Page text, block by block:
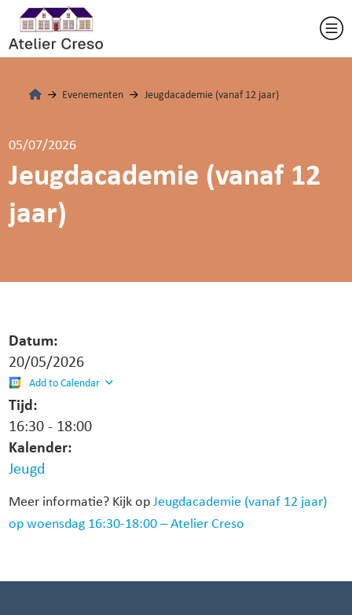
Evenementen Jeugdacademie (vanaf 12 jaar)
05/07/2026
Jeugdacademie (vanaf 12
jaar)
Datum:
20/05/2026
Add to Calendar
Tijd:
16:30- 18:00
Kalender:
Jeugd
Meer informatie? Kijk opJeugdacademie (vanaf 12 jaar)
op woensdag 16:30-18:00 – Atelier Creso